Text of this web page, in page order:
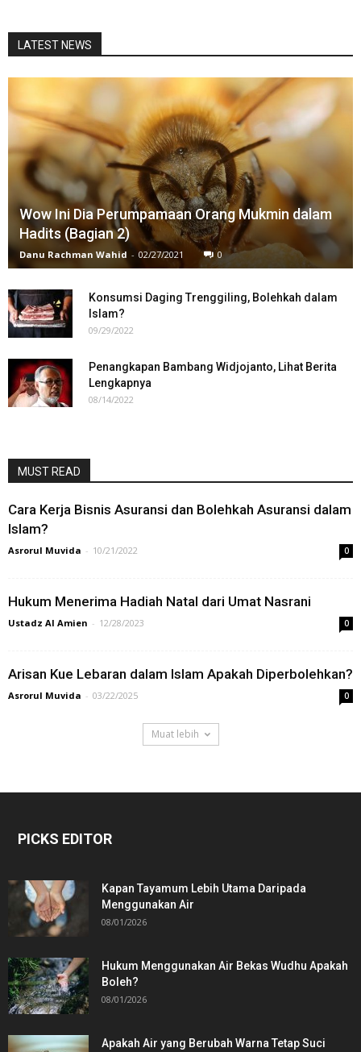
LATEST NEWS
Wow Ini Dia Perumpamaan Orang Mukmin dalam
Hadits (Bagian 2)
Danu Rachman Wahid - 02/27/2021 0
Konsumsi Daging Trenggiling, Bolehkah dalam
Islam?
09/29/2022
Penangkapan Bambang Widjojanto, Lihat Berita
Lengkapnya
08/14/2022
MUST READ
Cara Kerja Bisnis Asuransi dan Bolehkah Asuransi dalam
Islam?
Asrorul Muvida - 10/21/2022 0
Hukum Menerima Hadiah Natal dari Umat Nasrani
Ustadz Al Amien - 12/28/2023 0
Arisan Kue Lebaran dalam Islam Apakah Diperbolehkan?
Asrorul Muvida - 03/22/2025 0
Muat lebih
PICKS EDITOR
Kapan Tayamum Lebih Utama Daripada
Menggunakan Air
08/01/2026
Hukum Menggunakan Air Bekas Wudhu Apakah
Boleh?
08/01/2026
Apakah Air yang Berubah Warna Tetap Suci